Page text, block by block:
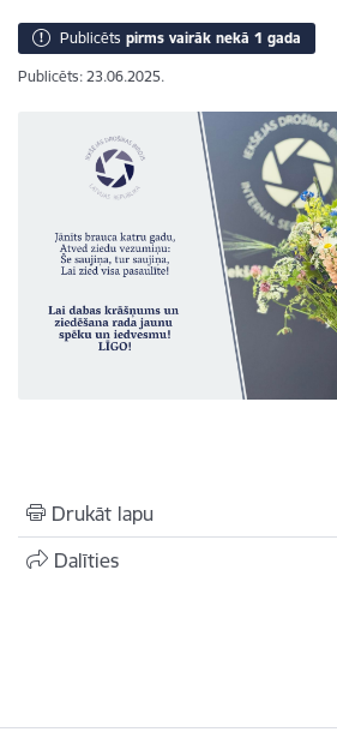
Publicēts pirms vairāk nekā 1 gada
Publicēts: 23.06.2025.
Drukāt lapu
Dalīties